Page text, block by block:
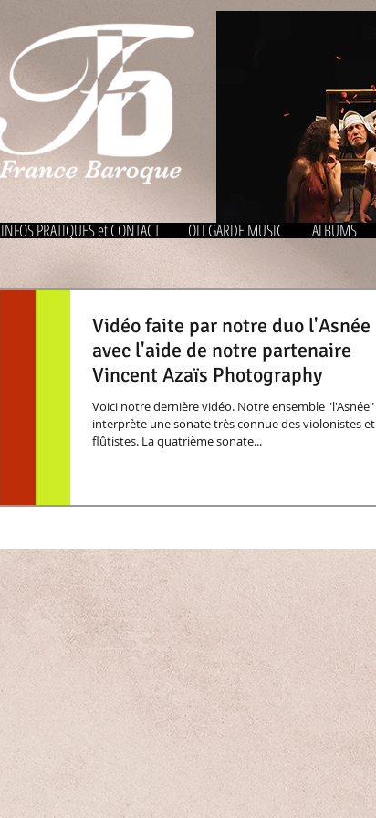
INFOS PRATIQUES et CONTACT OLI GARDE MUSIC ALBUMS
Vidéo faite par notre duo l'Asnée
avec l'aide de notre partenaire
Vincent Azaïs Photography
Voici notre dernière vidéo. Notre ensemble "l'Asnée"
interprète une sonate très connue des violonistes et
flûtistes. La quatrième sonate...